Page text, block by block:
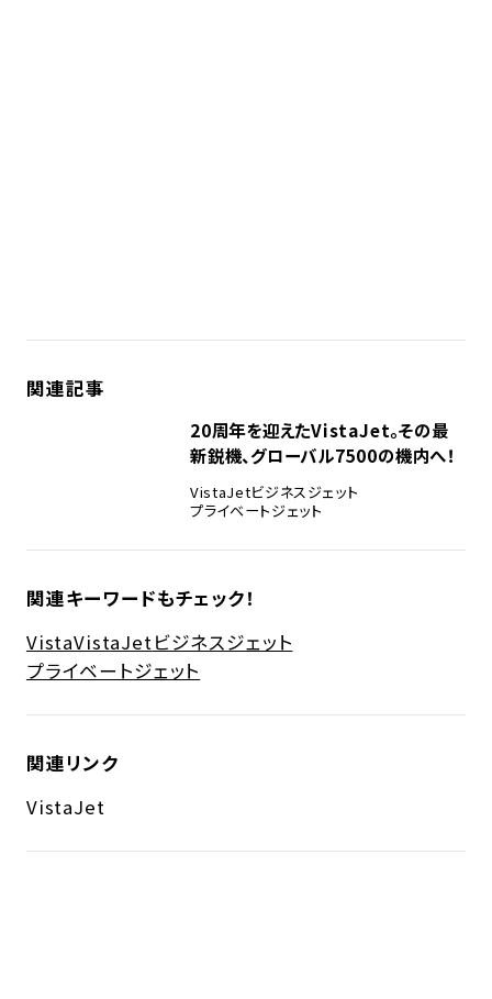
関連記事
20周年を迎えたVistaJet。その最
新鋭機、グローバル7500の機内へ！
VistaJetビジネスジェット
プライベートジェット
関連キーワードもチェック！
VistaVistaJetビジネスジェット
プライベートジェット
関連リンク
VistaJet